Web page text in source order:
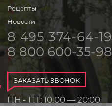
Рецепты
Новости
8 495 374-64-19
8 800 600-35-98
ЗАКАЗАТЬ ЗВОНОК
ПН - ПТ: 10:00 — 20:00